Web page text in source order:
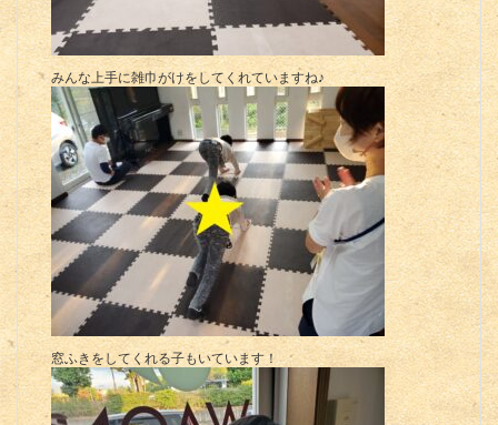
みんな上手に雑巾がけをしてくれていますね♪
窓ふきをしてくれる子もいています！